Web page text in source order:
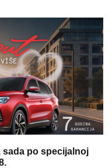
sada po specijalnoj